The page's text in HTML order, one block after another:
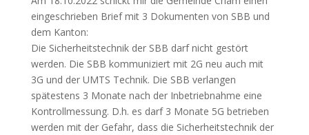
eingeschrieben Brief mit 3 Dokumenten von SBB und
dem Kanton:
Die Sicherheitstechnik der SBB darf nicht gestört
werden. Die SBB kommuniziert mit 2G neu auch mit
3G und der UMTS Technik. Die SBB verlangen
spätestens 3 Monate nach der Inbetriebnahme eine
Kontrollmessung. D.h. es darf 3 Monate 5G betrieben
werden mit der Gefahr, dass die Sicherheitstechnik der